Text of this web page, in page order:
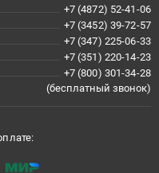
+7 (4872) 52-41-06
+7 (3452) 39-72-57
+7 (347) 225-06-33
+7 (351) 220-14-23
+7 (800) 301-34-28
(бесплатный звонок)